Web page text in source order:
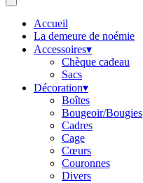
Accueil
La demeure de noémie
Accessoires▾
Chèque cadeau
Sacs
Décoration▾
Boîtes
Bougeoir/Bougies
Cadres
Cage
Cœurs
Couronnes
Divers